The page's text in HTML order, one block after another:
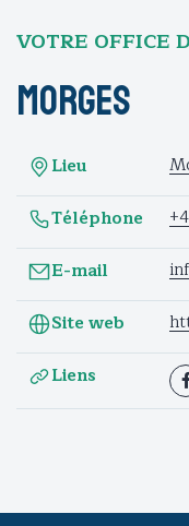
VOTRE OFFICE
Morges
Lieu
Téléphone
E-mail
Site web
Liens